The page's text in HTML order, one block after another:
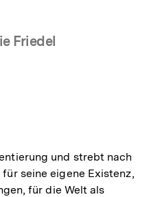
Friedel
und strebt nach
seine eigene Existenz,
für die Welt als